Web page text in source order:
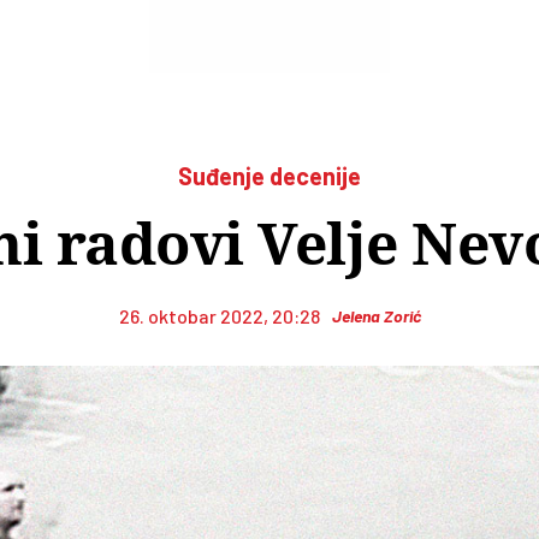
Suđenje decenije
radovi Velje
26. oktobar 2022, 20:28 Jelena Zorić